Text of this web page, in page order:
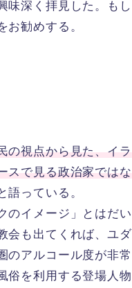
味深く拝見した。もし
勧めする。
の視点から見た、イラ
スで見る政治家ではな
語っている。
のイメージ」とはだい
会も出てくれば、ユダ
のアルコール度が非常
俗を利用する登場人物